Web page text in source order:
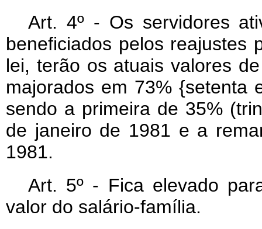
Art. 4º - Os servidores
beneficiados pelos reajustes
lei, terão os atuais valores
majorados em 73% {setenta
sendo a primeira de 35%
de janeiro de 1981 e a
1981.
Art. 5º - Fica elevado
valor do salário-família.